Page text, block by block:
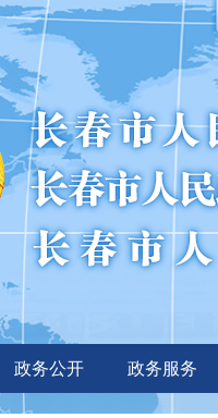
政务公开 政务服务